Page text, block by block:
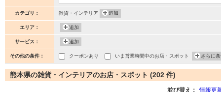
カテゴリ： 雑貨・インテリア 追加
エリア： 追加
サービス： 追加
その他の条件： クーポンあり いま営業時間中のお店・スポット さらに
熊本県の雑貨・インテリアのお店・スポット (202 件)
並び替え： 情報更